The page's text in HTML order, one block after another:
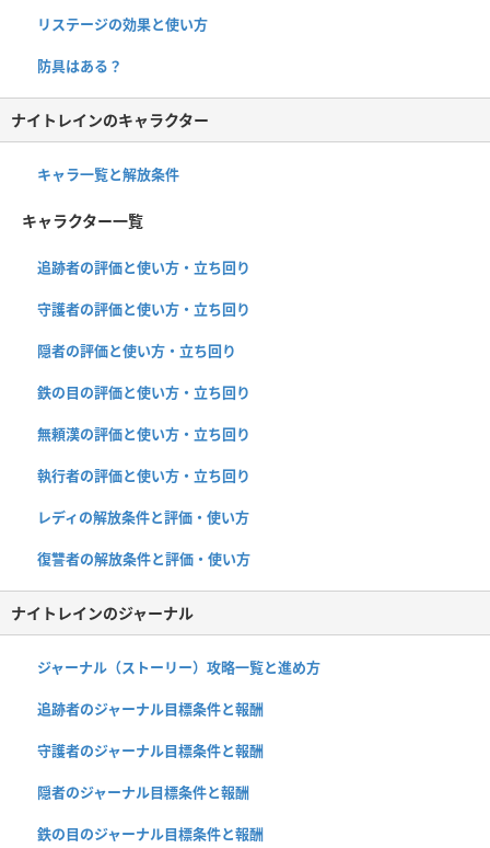
リステージの効果と使い方
防具はある？
ナイトレインのキャラクター
キャラ一覧と解放条件
キャラクター一覧
追跡者の評価と使い方・立ち回り
守護者の評価と使い方・立ち回り
隠者の評価と使い方・立ち回り
鉄の目の評価と使い方・立ち回り
無頼漢の評価と使い方・立ち回り
執行者の評価と使い方・立ち回り
レディの解放条件と評価・使い方
復讐者の解放条件と評価・使い方
ナイトレインのジャーナル
ジャーナル（ストーリー）攻略一覧と進め方
追跡者のジャーナル目標条件と報酬
守護者のジャーナル目標条件と報酬
隠者のジャーナル目標条件と報酬
鉄の目のジャーナル目標条件と報酬